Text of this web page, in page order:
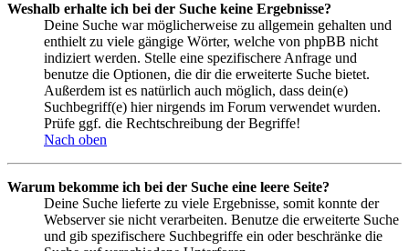
Weshalb erhalte ich bei der Suche keine Ergebnisse?
Deine Suche war möglicherweise zu allgemein gehalten und
enthielt zu viele gängige Wörter, welche von phpBB nicht
indiziert werden. Stelle eine spezifischere Anfrage und
benutze die Optionen, die dir die erweiterte Suche bietet.
Außerdem ist es natürlich auch möglich, dass dein(e)
Suchbegriff(e) hier nirgends im Forum verwendet wurden.
Prüfe ggf. die Rechtschreibung der Begriffe!
Nach oben
Warum bekomme ich bei der Suche eine leere Seite?
Deine Suche lieferte zu viele Ergebnisse, somit konnte der
Webserver sie nicht verarbeiten. Benutze die erweiterte Suche
und gib spezifischere Suchbegriffe ein oder beschränke die